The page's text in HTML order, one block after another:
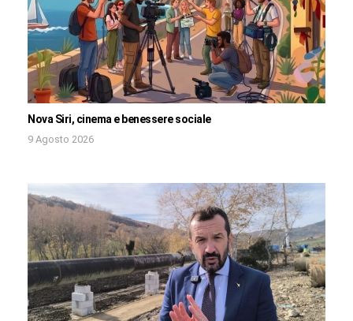
Nova Siri, cinema e benessere sociale
9 Agosto 2026